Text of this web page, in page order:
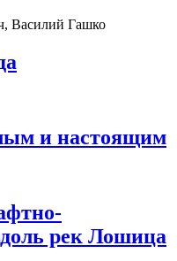
Василий Гашко
и настоящим
рек Лошица